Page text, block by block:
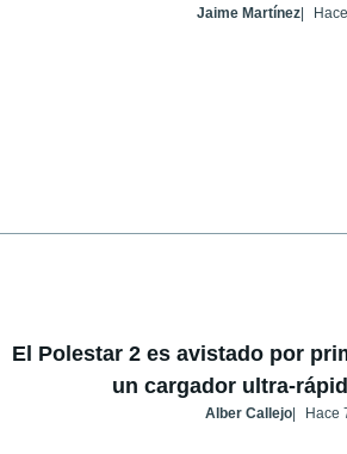
Jaime Martínez
El Polestar 2 es avistado por
un cargador ultra-
Alber Callejo Hace